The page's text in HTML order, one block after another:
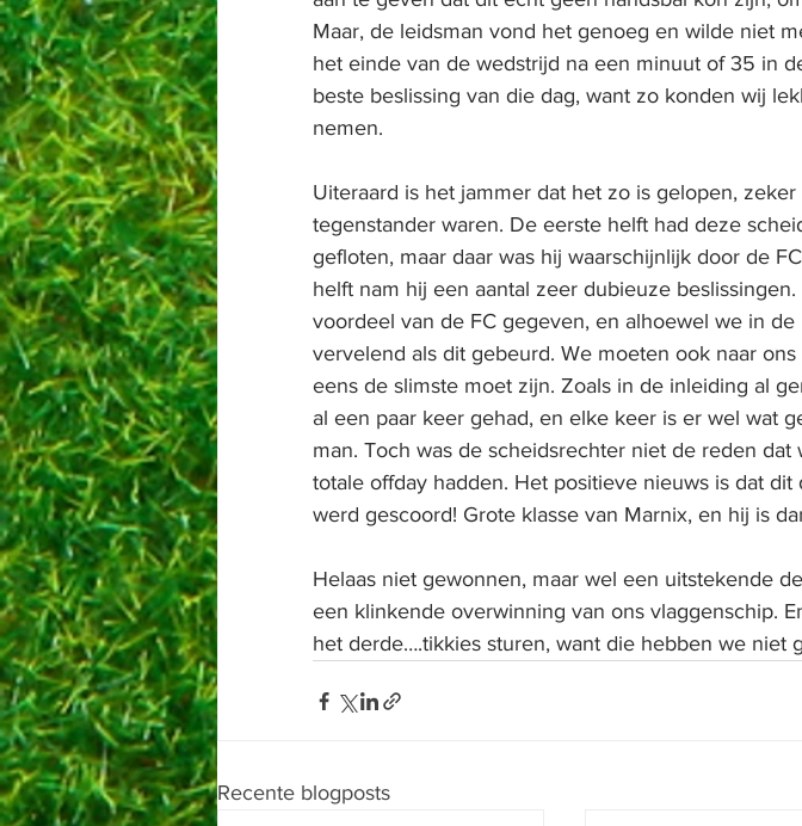
Maar, de leidsman vond het genoeg en wilde niet
het einde van de wedstrijd na een minuut of 35 in
beste beslissing van die dag, want zo konden wij
nemen.
Uiteraard is het jammer dat het zo is gelopen,
tegenstander waren. De eerste helft had deze
gefloten, maar daar was hij waarschijnlijk door de
helft nam hij een aantal zeer dubieuze
voordeel van de FC gegeven, en alhoewel we in
vervelend als dit gebeurd. We moeten ook naar
eens de slimste moet zijn. Zoals in de inleiding al
al een paar keer gehad, en elke keer is er wel wat
man. Toch was de scheidsrechter niet de reden
totale offday hadden. Het positieve nieuws is dat
werd gescoord! Grote klasse van Marnix, en hij is
Helaas niet gewonnen, maar wel een uitstekende
een klinkende overwinning van ons vlaggenschip.
het derde….tikkies sturen, want die hebben we niet
Recente blogposts